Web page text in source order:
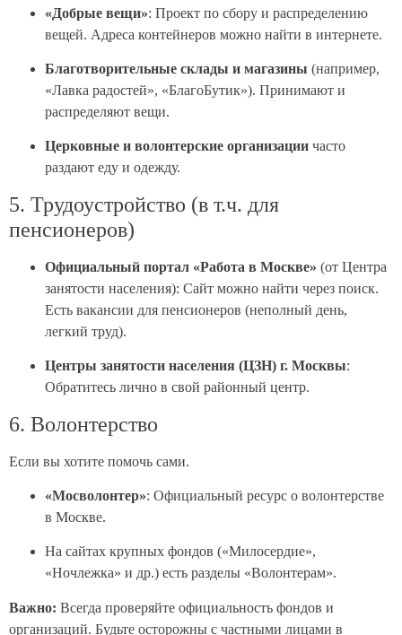
«Добрые вещи»: Проект по сбору и распределению
вещей. Адреса контейнеров можно найти в интернете.
Благотворительные склады и магазины (например,
«Лавка радостей», «БлагоБутик»). Принимают и
распределяют вещи.
Церковные и волонтерские организации часто
раздают еду и одежду.
5. Трудоустройство (в т.ч. для
пенсионеров)
Официальный портал «Работа в Москве» (от Центра
занятости населения): Сайт можно найти через поиск.
Есть вакансии для пенсионеров (неполный день,
легкий труд).
Центры занятости населения (ЦЗН) г. Москвы:
Обратитесь лично в свой районный центр.
6. Волонтерство
Если вы хотите помочь сами.
«Мосволонтер»: Официальный ресурс о волонтерстве
в Москве.
На сайтах крупных фондов («Милосердие»,
«Ночлежка» и др.) есть разделы «Волонтерам».
Важно: Всегда проверяйте официальность фондов и
организаций. Будьте осторожны с частными лицами в